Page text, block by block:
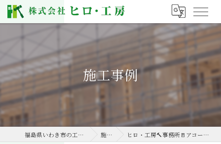
施工事例
福島県いわき市の工務店なら株式会社ヒロ・工房 施工事例 ヒロ・工房🔨事務所🚪アコーディオン網戸取付け［竣工年/2020/9］